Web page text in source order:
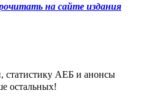
на сайте издания
статистику АЕБ и анонсы
остальных!